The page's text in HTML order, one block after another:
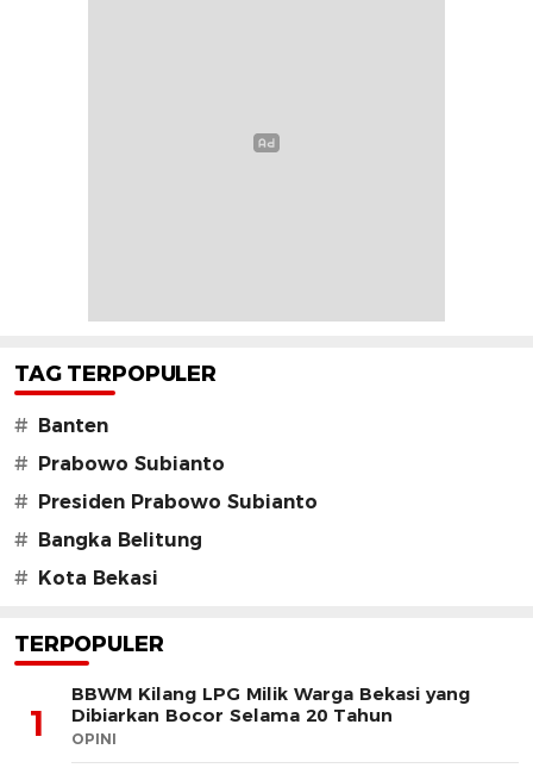
TAG TERPOPULER
# Banten
# Prabowo Subianto
# Presiden Prabowo Subianto
# Bangka Belitung
# Kota Bekasi
TERPOPULER
1
BBWM Kilang LPG Milik Warga Bekasi yang
Dibiarkan Bocor Selama 20 Tahun
OPINI